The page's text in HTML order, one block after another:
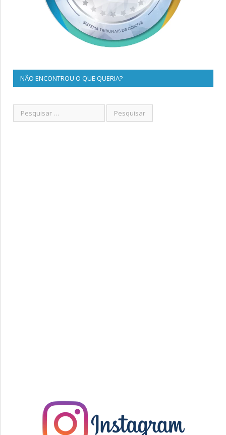
NÃO ENCONTROU O QUE QUERIA?